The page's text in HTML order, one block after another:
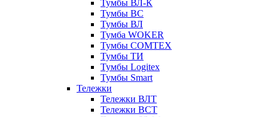
Тумбы ВЛ-К
Тумбы ВС
Тумбы ВЛ
Тумба WOKER
Тумбы COMTEX
Тумбы ТИ
Тумбы Logitex
Тумбы Smart
Тележки
Тележки ВЛТ
Тележки ВСТ